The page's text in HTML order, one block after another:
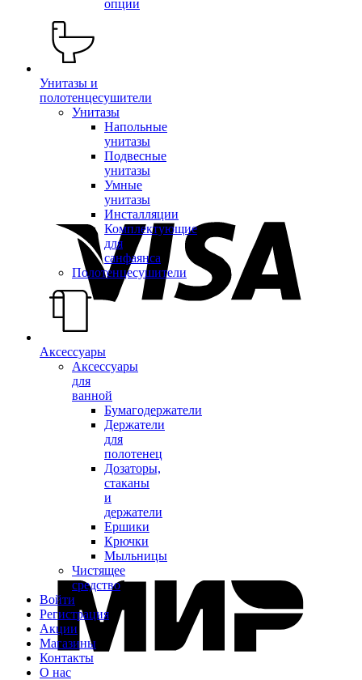
опции
Унитазы и
полотенцесушители
Унитазы
Напольные
унитазы
Подвесные
унитазы
Умные
унитазы
Инсталляции
Комплектующие
для
санфаянса
Полотенцесушители
Аксессуары
Аксессуары
для
ванной
Бумагодержатели
Держатели
для
полотенец
Дозаторы,
стаканы
и
держатели
Ершики
Крючки
Мыльницы
Чистящее
средство
Войти
Регистрация
Акции
Магазины
Контакты
О нас